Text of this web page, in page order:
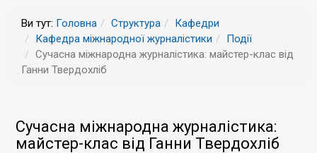
Ви тут: Головна Структура
Кафедри
Кафедра міжнародної журналістики
Події
Сучасна міжнародна журналістика: майстер-клас від
Ганни Твердохліб
Сучасна міжнародна журналістика:
майстер-клас від Ганни Твердохліб